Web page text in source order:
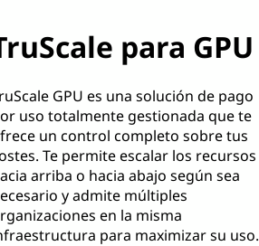
para GPU
GPU es una solución de pago
uso totalmente gestionada que te
un control completo sobre tus
Te permite escalar los recursos
arriba o hacia abajo según sea
y admite múltiples
en la misma
para maximizar su uso.